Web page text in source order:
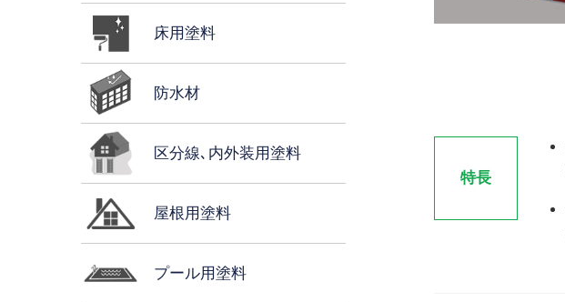
床用塗料
防水材
区分線､内外装用塗料
屋根用塗料
プール用塗料
特長